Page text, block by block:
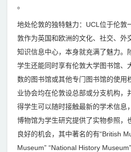
。
地处伦敦的独特魅力：UCL位于伦敦
敦作为英国和欧洲的文化、社交、外
知识信息中心，本身就充满了魅力。
学生还能同时享有伦敦大学图书馆、
数的图书馆或其他专门图书馆的使用
业协会均在伦敦设总部或分支机构，
得学生可以随时接触最新的学术信息
博物馆为学生研究提供了实物参照，
良好的机会，其中著名的有“British
Museum” “National History